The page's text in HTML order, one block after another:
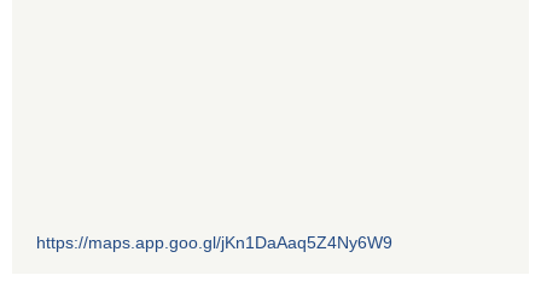
https://maps.app.goo.gl/jKn1DaAaq5Z4Ny6W9